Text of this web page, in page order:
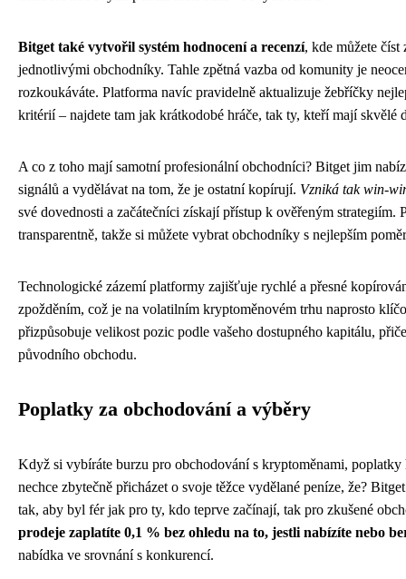
Bitget také vytvořil systém hodnocení a recenzí, kde můžete číst
jednotlivými obchodníky. Tahle zpětná vazba od komunity je
rozkoukáváte. Platforma navíc pravidelně aktualizuje žebříčky
kritérií – najdete tam jak krátkodobé hráče, tak ty, kteří mají skvělé
A co z toho mají samotní profesionální obchodníci? Bitget jim
signálů a vydělávat na tom, že je ostatní kopírují. Vzniká tak win-
své dovednosti a začátečníci získají přístup k ověřeným strategiím.
transparentně, takže si můžete vybrat obchodníky s nejlepším
Technologické zázemí platformy zajišťuje rychlé a přesné
zpožděním, což je na volatilním kryptoměnovém trhu naprosto
přizpůsobuje velikost pozic podle vašeho dostupného kapitálu,
původního obchodu.
Poplatky za obchodování a výběry
Když si vybíráte burzu pro obchodování s kryptoměnami,
nechce zbytečně přicházet o svoje těžce vydělané peníze, že?
tak, aby byl fér jak pro ty, kdo teprve začínají, tak pro zkušené
prodeje zaplatíte 0,1 % bez ohledu na to, jestli nabízíte nebo
nabídka ve srovnání s konkurencí.